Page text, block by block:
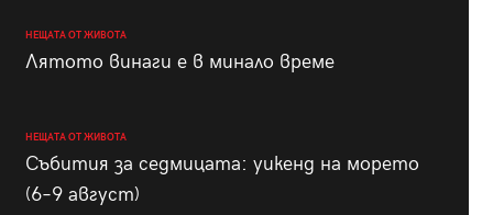
НЕЩАТА ОТ ЖИВОТА
Лятото винаги е в минало време
НЕЩАТА ОТ ЖИВОТА
Събития за седмицата: уикенд на морето
(6–9 август)